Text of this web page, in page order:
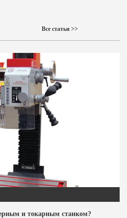
Все статьи >>
и токарным станком?